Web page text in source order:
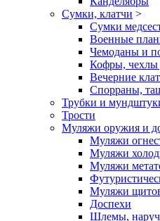
Сумки, клатчи >
Сумки
Военные
Чемоданы и
Кофры, чехлы
Вечерние
Спорраны,
Трубки и
Трости
Муляжи оружия и
Муляжи
Муляжи
Муляжи
Муляжи
Доспехи
Шлемы,